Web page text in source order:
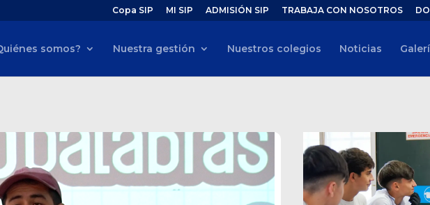
Copa SIP MI SIP ADMISIÓN SIP TRABAJA CON NOSOTROS
somos? Nuestra gestión Nuestros colegios Noticias